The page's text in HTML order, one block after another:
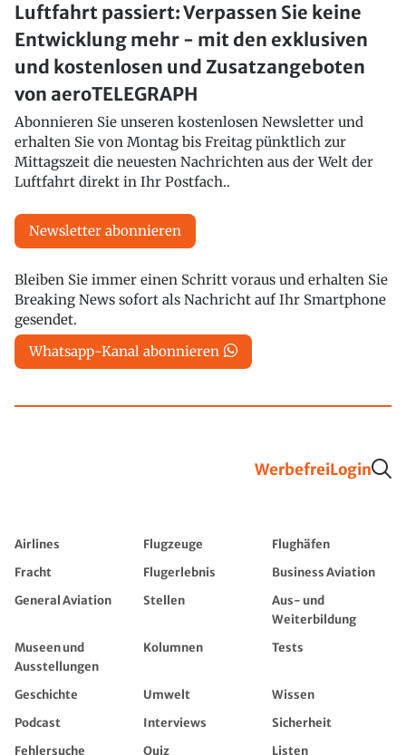
Luftfahrt passiert: Verpassen Sie keine
Entwicklung mehr - mit den exklusiven
und kostenlosen und Zusatzangeboten
von aeroTELEGRAPH
Abonnieren Sie unseren kostenlosen Newsletter und
erhalten Sie von Montag bis Freitag pünktlich zur
Mittagszeit die neuesten Nachrichten aus der Welt der
Luftfahrt direkt in Ihr Postfach..
Newsletter abonnieren
Bleiben Sie immer einen Schritt voraus und erhalten Sie
Breaking News sofort als Nachricht auf Ihr Smartphone
gesendet.
Whatsapp-Kanal abonnieren
WerbefreiLogin
Airlines Flugzeuge
Flughäfen
Fracht
Flugerlebnis
Business Aviation
General Aviation
Stellen
Aus- und
Weiterbildung
Museen und
Ausstellungen
Kolumnen Tests
Geschichte Umwelt
Wissen
Podcast
Interviews
Sicherheit
Fehlersuche
Quiz
Listen